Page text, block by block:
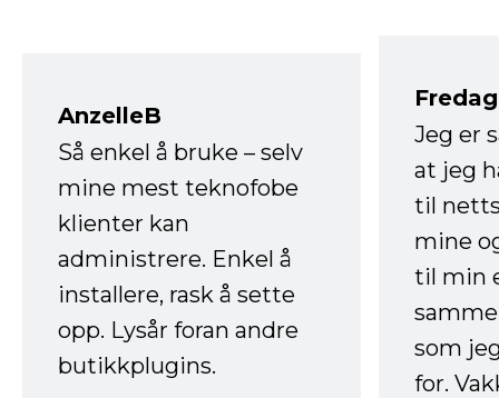
AnzelleB
Så enkel å bruke – selv
mine mest teknofobe
klienter kan
administrere. Enkel å
installere, rask å sette
opp. Lysår foran andre
butikkplugins.
Jeg er
at jeg
til
mine
til min
som
for.